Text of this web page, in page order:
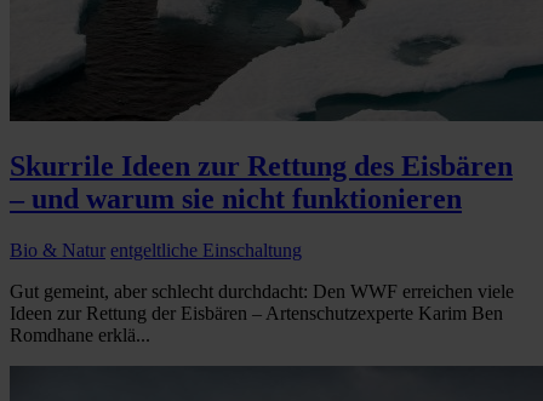
Skurrile Ideen zur Rettung des Eisbären
– und warum sie nicht funktionieren
Bio & Natur entgeltliche Einschaltung
Gut gemeint, aber schlecht durchdacht: Den WWF erreichen viele
Ideen zur Rettung der Eisbären – Artenschutzexperte Karim Ben
Romdhane erklä...